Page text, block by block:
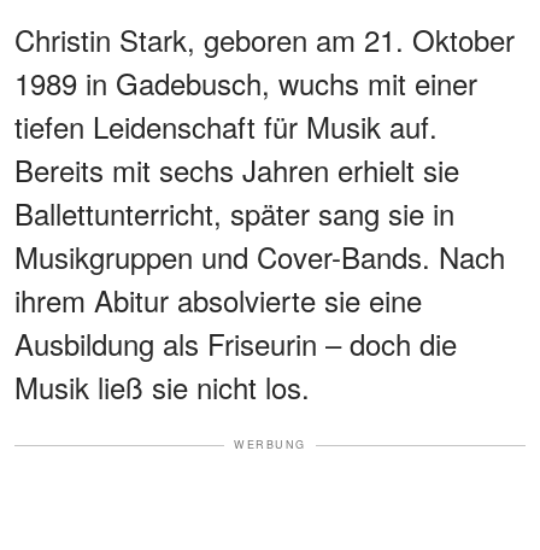
Christin Stark, geboren am 21. Oktober
1989 in Gadebusch, wuchs mit einer
tiefen Leidenschaft für Musik auf.
Bereits mit sechs Jahren erhielt sie
Ballettunterricht, später sang sie in
Musikgruppen und Cover-Bands. Nach
ihrem Abitur absolvierte sie eine
Ausbildung als Friseurin – doch die
Musik ließ sie nicht los.
WERBUNG